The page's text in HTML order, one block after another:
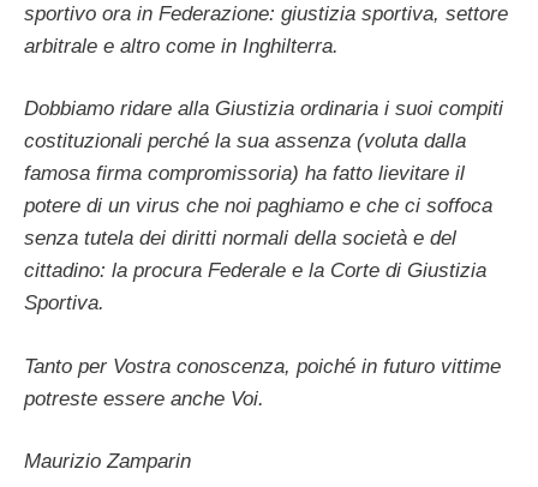
sportivo ora in Federazione: giustizia sportiva, settore
arbitrale e altro come in Inghilterra.
Dobbiamo ridare alla Giustizia ordinaria i suoi compiti
costituzionali perché la sua assenza (voluta dalla
famosa firma compromissoria) ha fatto lievitare il
potere di un virus che noi paghiamo e che ci soffoca
senza tutela dei diritti normali della società e del
cittadino: la procura Federale e la Corte di Giustizia
Sportiva.
Tanto per Vostra conoscenza, poiché in futuro vittime
potreste essere anche Voi.
Maurizio Zamparin